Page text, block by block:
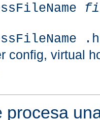
config, virtual
procesa